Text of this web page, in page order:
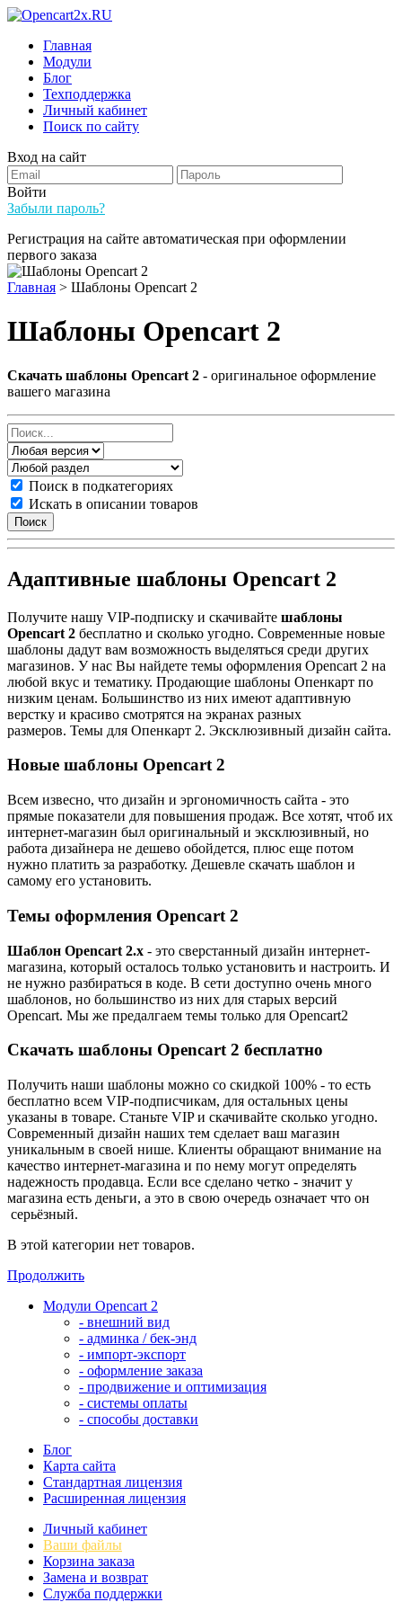
Главная
Модули
Блог
Техподдержка
Личный кабинет
Поиск по сайту
Вход на сайт
Войти
Забыли пароль?
Регистрация на сайте автоматическая при оформлении
первого заказа
Главная > Шаблоны Opencart 2
Шаблоны Opencart 2
Скачать шаблоны Opencart 2 - оригинальное оформление
вашего магазина
Поиск в подкатегориях
Искать в описании товаров
Адаптивные шаблоны Opencart 2
Получите нашу VIP-подписку и скачивайте шаблоны
Opencart 2 бесплатно и сколько угодно. Современные новые
шаблоны дадут вам возможность выделяться среди других
магазинов. У нас Вы найдете темы оформления Opencart 2 на
любой вкус и тематику. Продающие шаблоны Опенкарт по
низким ценам. Большинство из них имеют адаптивную
верстку и красиво смотрятся на экранах разных
размеров. Темы для Опенкарт 2. Эксклюзивный дизайн сайта.
Новые шаблоны Opencart 2
Всем извесно, что дизайн и эргономичность сайта - это
прямые показатели для повышения продаж. Все хотят, чтоб их
интернет-магазин был оригинальный и эксклюзивный, но
работа дизайнера не дешево обойдется, плюс еще потом
нужно платить за разработку. Дешевле скачать шаблон и
самому его установить.
Темы оформления Opencart 2
Шаблон Opencart 2.x - это сверстанный дизайн интернет-
магазина, который осталось только установить и настроить. И
не нужно разбираться в коде. В сети доступно очень много
шаблонов, но большинство из них для старых версий
Opencart. Мы же предалгаем темы только для Opencart2
Скачать шаблоны Opencart 2 бесплатно
Получить наши шаблоны можно со скидкой 100% - то есть
бесплатно всем VIP-подписчикам, для остальных цены
указаны в товаре. Станьте VIP и скачивайте сколько угодно.
Современный дизайн наших тем сделает ваш магазин
уникальным в своей нише. Клиенты обращают внимание на
качество интернет-магазина и по нему могут определять
надежность продавца. Если все сделано четко - значит у
магазина есть деньги, а это в свою очередь означает что он
серьёзный.
В этой категории нет товаров.
Продолжить
Модули Opencart 2
- внешний вид
- админка / бек-энд
- импорт-экспорт
- оформление заказа
- продвижение и оптимизация
- системы оплаты
- способы доставки
Блог
Карта сайта
Стандартная лицензия
Расширенная лицензия
Личный кабинет
Ваши файлы
Корзина заказа
Замена и возврат
Служба поддержки